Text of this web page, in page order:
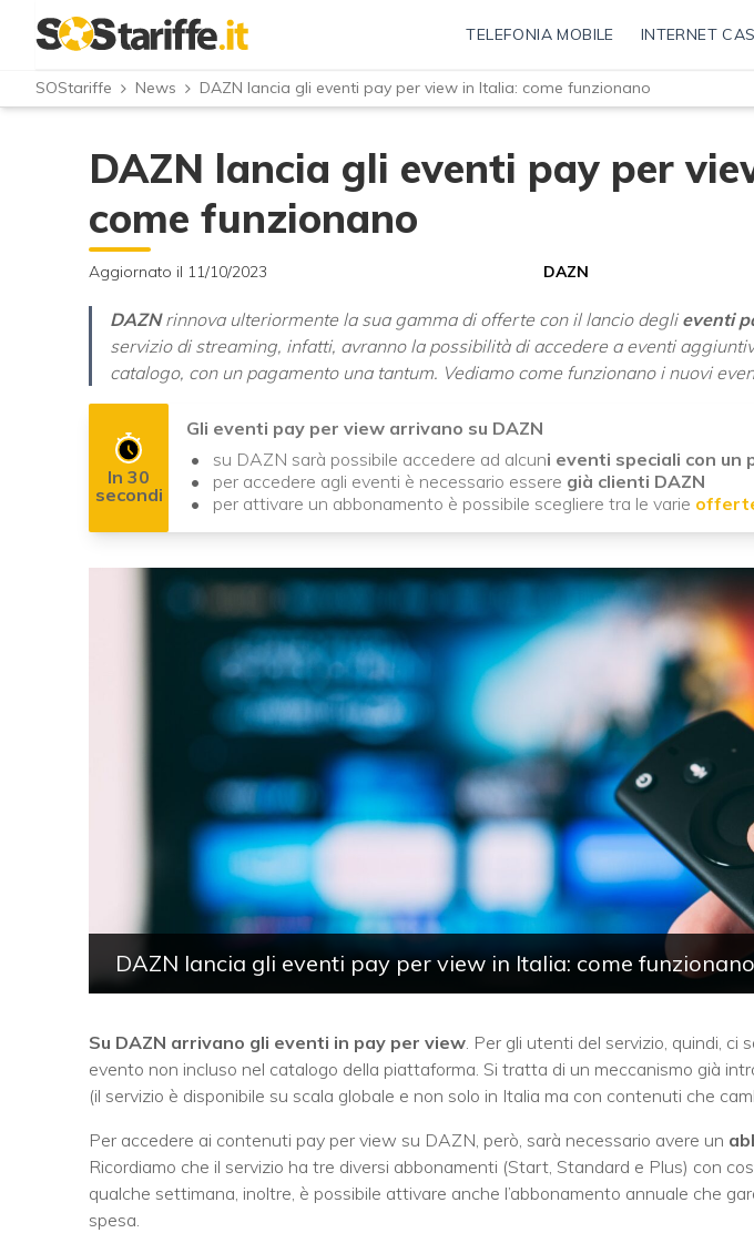
TELEFONIA MOBILE INTERNET
SOStariffe News DAZN lancia gli eventi pay per view in Italia: come funzionano
DAZN lancia gli eventi pay per
come funzionano
Aggiornato il 11/10/2023 DAZN
DAZNrinnova ulteriormente la sua gamma di offerte con il lancio degli eventi
servizio di streaming, infatti, avranno la possibilità di accedere a eventi
catalogo, con un pagamento una tantum. Vediamo come funzionano i nuovi
In 30
secondi
Gli eventi pay per view arrivano su DAZN
su DAZN sarà possibile accedere ad alcuni eventi speciali con un
per accedere agli eventi è necessario essere già clienti DAZN
per attivare un abbonamento è possibile scegliere tra le varie
DAZN lancia gli eventi pay per view in Italia: come funzionano
Su DAZN arrivano gli eventi in pay per view. Per gli utenti del servizio, quindi, ci
evento non incluso nel catalogo della piattaforma. Si tratta di un meccanismo già
(il servizio è disponibile su scala globale e non solo in Italia ma con contenuti che
Per accedere ai contenuti pay per view su DAZN, però, sarà necessario avere un
Ricordiamo che il servizio ha tre diversi abbonamenti (Start, Standard e Plus) con
qualche settimana, inoltre, è possibile attivare anche l’abbonamento annuale che
spesa.